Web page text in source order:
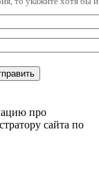
про
сайта по